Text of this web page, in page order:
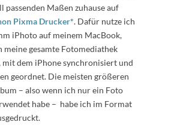
passenden Maßen zuhause auf
Pixma Drucker*. Dafür nutze ich
iPhoto auf meinem MacBook,
meine gesamte Fotomediathek
mit dem iPhone synchronisiert und
geordnet. Die meisten größeren
– also wenn ich nur ein Foto
habe – habe ich im Format